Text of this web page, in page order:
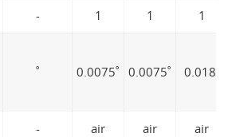
- 1 1 1
˚ 0.0075˚ 0.0075˚ 0.018˚
- air air air